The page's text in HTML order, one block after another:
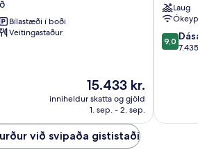
Bílastæði í boði
Veitingastaður
Verðið
er
15.433 kr.
15.433 kr.
inniheldur skatta og gjöld
1. sep. - 2. sep.
Beach
Resort
Florida
Center
Laug
9.0
af
9,0
við svipaða gististaði